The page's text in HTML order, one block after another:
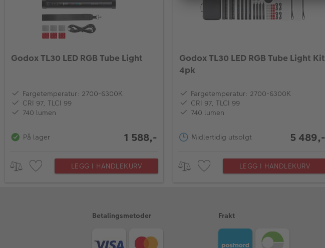
Godox TL30 LED RGB Tube Light
Fargetemperatur: 2700-6300K
CRI 97, TLCI 99
740 lumen
På lager 1 588,-
LEGG I HANDLEKURV
Godox TL30 LED RGB Tube Light Kit
4pk
Fargetemperatur: 2700-6300K
CRI 97, TLCI 99
740 lumen
Midlertidig utsolgt 5 489,-
LEGG I HANDLEKURV
Betalingsmetoder Frakt